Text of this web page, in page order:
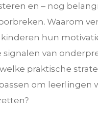
en – nog
Waarom
hun
signalen van
welke praktische
om leerlingen